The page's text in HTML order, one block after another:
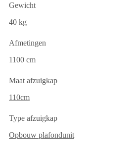
Gewicht
40 kg
Afmetingen
1100 cm
Maat afzuigkap
110cm
Type afzuigkap
Opbouw plafondunit